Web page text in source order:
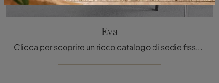
Eva
Clicca per scoprire un ricco catalogo di sedie fisse per stanze design: il modello Eva di Cattelan Italia ti aspetta!